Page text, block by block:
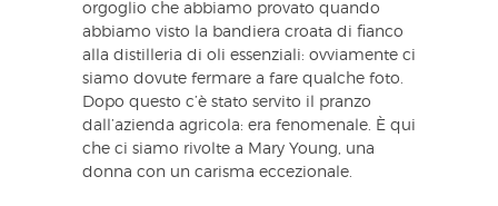
orgoglio che abbiamo provato quando
abbiamo visto la bandiera croata di fianco
alla distilleria di oli essenziali: ovviamente ci
siamo dovute fermare a fare qualche foto.
Dopo questo c’è stato servito il pranzo
dall’azienda agricola: era fenomenale. È qui
che ci siamo rivolte a Mary Young, una
donna con un carisma eccezionale.